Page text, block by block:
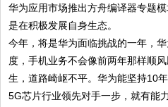
华为应用市场推出方舟编译器专题
是在积极发展自身生态。
今年，将是华为面临挑战的一年，
度，手机业务不会像前两年那样顺
生，道路崎岖不平。华为能坚持10
5G芯片行业领先对手一步，就有能